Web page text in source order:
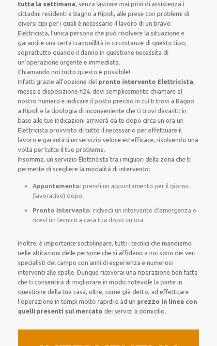
tutta la settimana, senza lasciare mai privi di assistenza i
cittadini residenti a Bagno a Ripoli, alle prese con problemi di
diversi tipi per i quali è necessario il lavoro di un bravo
Elettricista, l’unica persona che può risolvere la situazione e
garantire una certa tranquillità in circostanze di questo tipo,
soprattutto quando il danno in questione necessita di
un’operazione urgente e immediata.
Chiamando noi tutto questo è possibile!
Infatti grazie all’opzione del pronto intervento Elettricista,
messa a disposizione h24, devi semplicemente chiamare al
nostro numero e indicare il posto preciso in cui ti trovi a Bagno
a Ripoli e la tipologia di inconveniente che ti trovi davanti: in
base alle tue indicazioni arriverà da te dopo circa un’ora un
Elettricista provvisto di tutto il necessario per effettuare il
lavoro e garantirti un servizio veloce ed efficace, risolvendo una
volta per tutte il tuo problema.
Insomma, un servizio Elettricista tra i migliori della zona che ti
permette di scegliere la modalità di intervento:
Appuntamento: prendi un appuntamento per il giorno
(lavorativo) dopo;
Pronto intervento: richiedi un intervento d’emergenza e
ricevi un tecnico a casa tua dopo un’ora.
Inoltre, è importante sottolineare, tutti i tecnici che mandiamo
nelle abitazioni delle persone che si affidano a noi sono dei veri
specialisti del campo con anni di esperienza e numerosi
interventi alle spalle. Dunque riceverai una riparazione ben fatta
che ti consentirà di migliorare in modo notevole la parte in
questione della tua casa, oltre, come già detto, ad effettuare
l’operazione in tempi molto rapidi e ad un prezzo in linea con
quelli presenti sul mercato dei servizi a domicilio.